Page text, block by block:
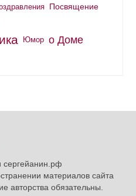
Посвящение
Юмор о Доме
сергейанин.рф
материалов сайта
авторства обязательны.